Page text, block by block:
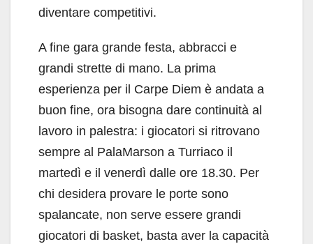
diventare competitivi.
A fine gara grande festa, abbracci e
grandi strette di mano. La prima
esperienza per il Carpe Diem è andata a
buon fine, ora bisogna dare continuità al
lavoro in palestra: i giocatori si ritrovano
sempre al PalaMarson a Turriaco il
martedì e il venerdì dalle ore 18.30. Per
chi desidera provare le porte sono
spalancate, non serve essere grandi
giocatori di basket, basta aver la capacità